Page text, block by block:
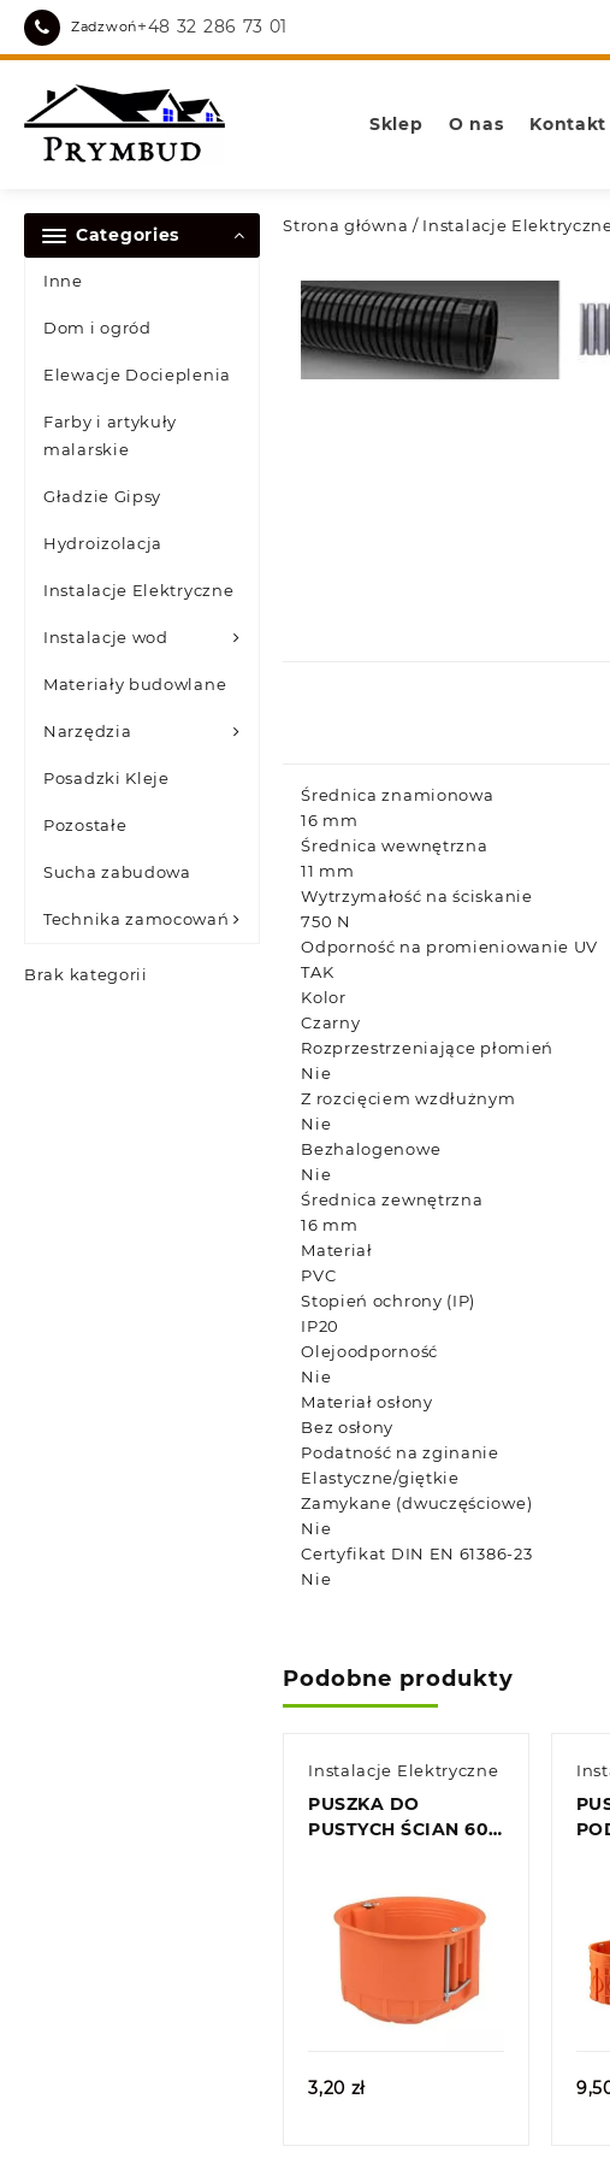
Skip
content
Zadzwoń+48 32 286 73 01
Sklep O nas Kontakt
Categories
Inne
Dom i ogród
Elewacje Docieplenia
Farby i artykuły
malarskie
Gładzie Gipsy
Hydroizolacja
Instalacje Elektryczne
Instalacje wod
Materiały budowlane
Narzędzia
Posadzki Kleje
Pozostałe
Sucha zabudowa
Technika zamocowań
Brak kategorii
Strona główna / Instalacje
Średnica znamionowa
16 mm
Średnica wewnętrzna
11 mm
Wytrzymałość na ściskanie
750 N
Odporność na promieniowanie UV
TAK
Kolor
Czarny
Rozprzestrzeniające płomień
Nie
Z rozcięciem wzdłużnym
Nie
Bezhalogenowe
Nie
Średnica zewnętrzna
16 mm
Materiał
PVC
Stopień ochrony (IP)
IP20
Olejoodporność
Nie
Materiał osłony
Bez osłony
Podatność na zginanie
Elastyczne/giętkie
Zamykane (dwuczęściowe)
Nie
Certyfikat DIN EN 61386-23
Nie
Podobne produkty
Instalacje Elektryczne
PUSZKA DO
PUSTYCH ŚCIAN 60
Quick view
3,20 zł